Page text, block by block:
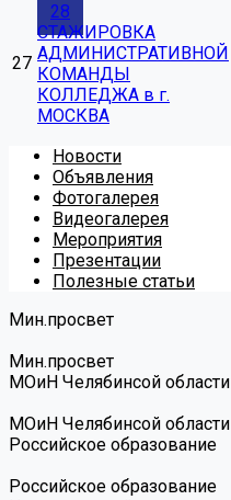
27
28
СТАЖИРОВКА
АДМИНИСТРАТИВНОЙ
КОМАНДЫ
КОЛЛЕДЖА в г.
МОСКВА
Новости
Объявления
Фотогалерея
Видеогалерея
Мероприятия
Презентации
Полезные статьи
Мин.просвет
Мин.просвет
МОиН Челябинсой области
МОиН Челябинсой области
Российское образование
Российское образование